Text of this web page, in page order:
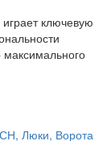
ключевую
максимального
Люки, Ворота